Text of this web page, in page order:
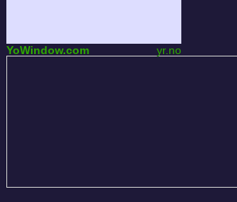
YoWindow.com yr.no